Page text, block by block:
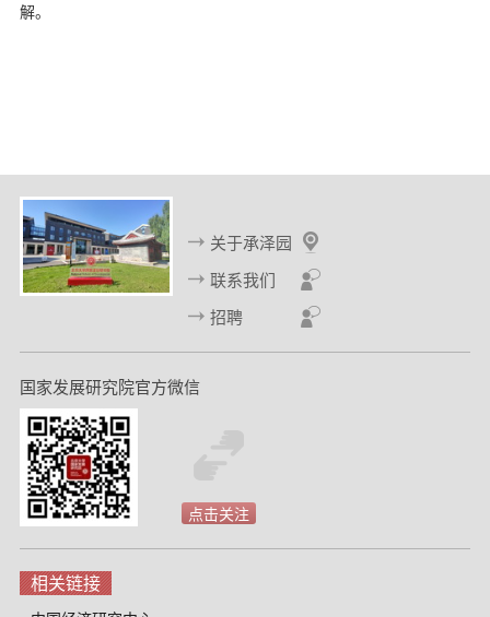
解。
关于承泽园
联系我们
招聘
国家发展研究院官方微信
点击关注
相关链接